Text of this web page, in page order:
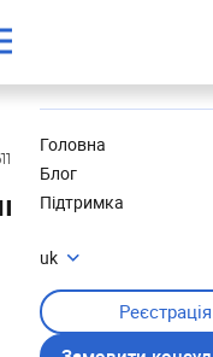
Головна
Блог
Підтримка
uk
Реєстрація
в пошті